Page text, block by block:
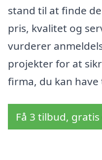
stand til at finde
pris, kvalitet og
vurderer
projekter for at
firma, du kan have
Få 3 tilbud,